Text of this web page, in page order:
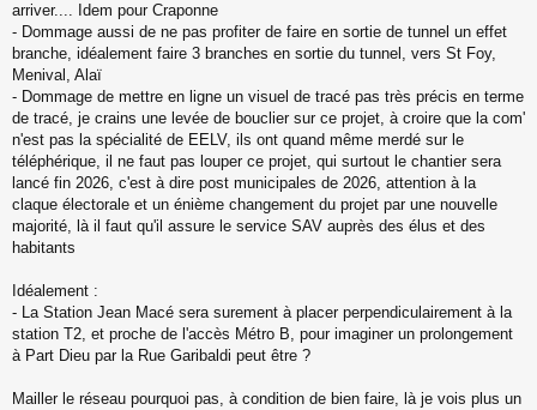
arriver.... Idem pour Craponne
- Dommage aussi de ne pas profiter de faire en sortie de tunnel un effet
branche, idéalement faire 3 branches en sortie du tunnel, vers St Foy,
Menival, Alaï
- Dommage de mettre en ligne un visuel de tracé pas très précis en terme
de tracé, je crains une levée de bouclier sur ce projet, à croire que la com'
n'est pas la spécialité de EELV, ils ont quand même merdé sur le
téléphérique, il ne faut pas louper ce projet, qui surtout le chantier sera
lancé fin 2026, c'est à dire post municipales de 2026, attention à la
claque électorale et un énième changement du projet par une nouvelle
majorité, là il faut qu'il assure le service SAV auprès des élus et des
habitants
Idéalement :
- La Station Jean Macé sera surement à placer perpendiculairement à la
station T2, et proche de l'accès Métro B, pour imaginer un prolongement
à Part Dieu par la Rue Garibaldi peut être ?
Mailler le réseau pourquoi pas, à condition de bien faire, là je vois plus un